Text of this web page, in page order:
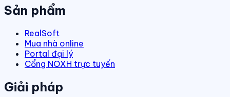
Sản phẩm
RealSoft
Mua nhà online
Portal đại lý
Cổng NOXH trực tuyến
Giải pháp